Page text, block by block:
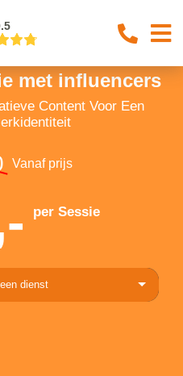
met influencers
Content Voor Een
Vanaf prijs
per Sessie
dienst